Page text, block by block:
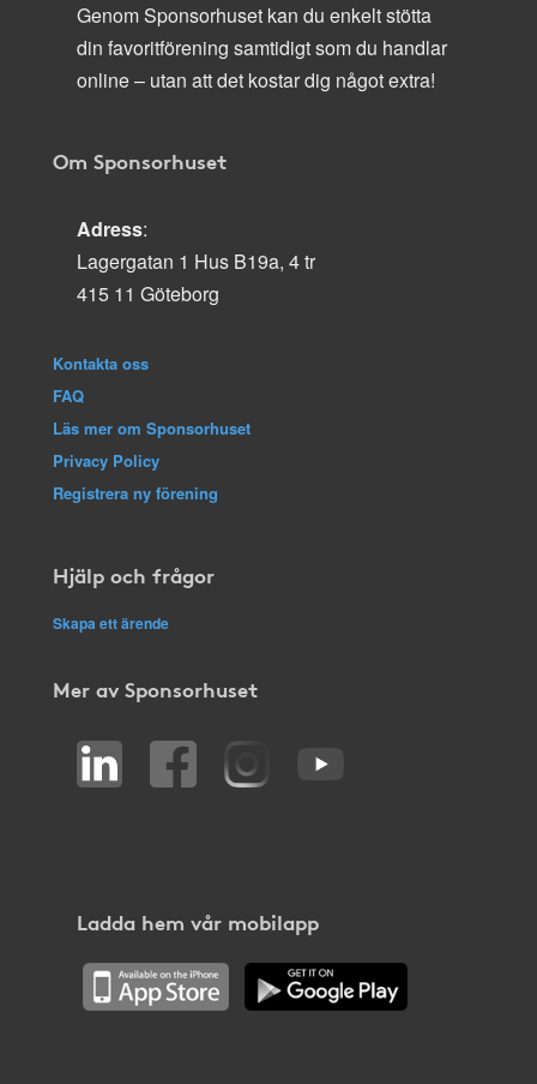
Genom Sponsorhuset kan du enkelt stötta
din favoritförening samtidigt som du handlar
online – utan att det kostar dig något extra!
Om Sponsorhuset
Adress:
Lagergatan 1 Hus B19a, 4 tr
415 11 Göteborg
Kontakta oss
FAQ
Läs mer om Sponsorhuset
Privacy Policy
Registrera ny förening
Hjälp och frågor
Skapa ett ärende
Mer av Sponsorhuset
Ladda hem vår mobilapp